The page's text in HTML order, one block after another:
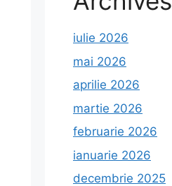
iulie 2026
mai 2026
aprilie 2026
martie 2026
februarie 2026
ianuarie 2026
decembrie 2025